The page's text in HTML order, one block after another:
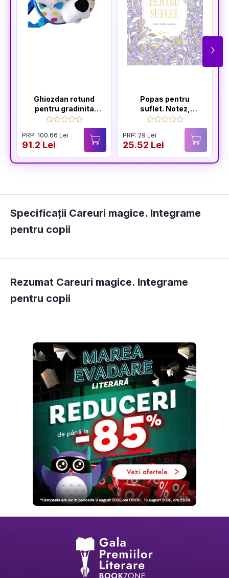
Ghiozdan rotund
pentru gradinita
"Catelusul Pupo" 25
PRP: 100.66 Lei
91.2 Lei
Popas pentru
suflet. Notez,
meditez, colorez
PRP: 29 Lei
25.52 Lei
Specificații Careuri magice. Integrame
pentru copii
Rezumat Careuri magice. Integrame
pentru copii